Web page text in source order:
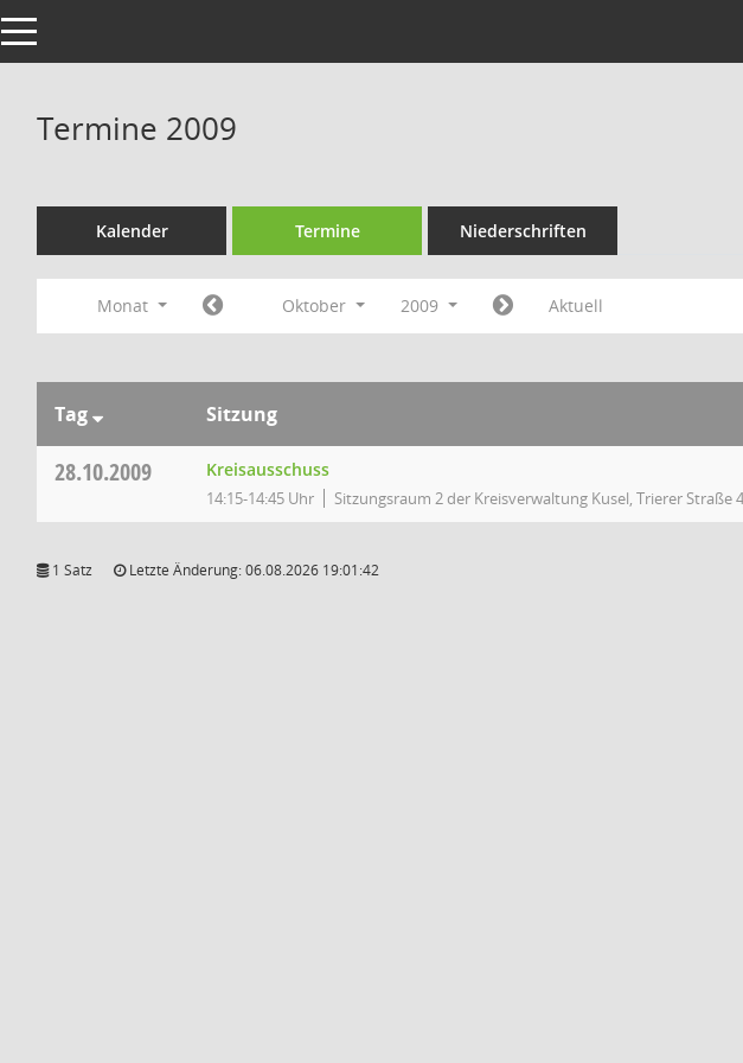
Toggle navigation
Termine 2009
Kalender Termine Niederschriften
Monat Oktober 2009 Aktuell
Tag Sitzung
28.10.2009 Kreisausschuss
14:15-14:45 Uhr Sitzungsraum 2 der Kreisverwaltung Kusel, Trierer Straße
1 Satz Letzte Änderung: 06.08.2026 19:01:42